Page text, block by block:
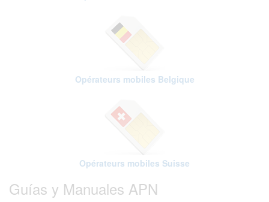
Opérateurs mobiles Belgique
Opérateurs mobiles Suisse
Guías y Manuales APN